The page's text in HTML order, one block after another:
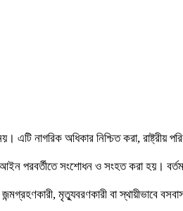
এটি নাগরিক অধিকার নিশ্চিত করা, রাষ্ট্রীয়
পরবর্তীতে সংশোধন ও সংহত করা হয়।
মৃত্যুবরণকারী বা স্থায়ীভাবে